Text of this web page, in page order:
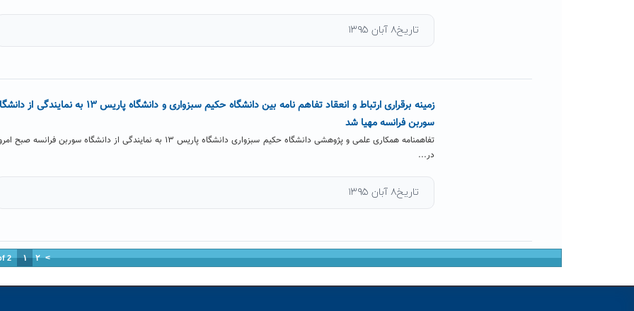
تاریخ۸ آبان ۱۳۹۵
زمینه برقراری ارتباط و انعقاد تفاهم نامه بین دانشگاه حکیم سبزواری و دانشگاه پاریس ۱۳ به نمایندگی
سوربن فرانسه مهیا شد
تفاهمنامه همکاری علمی و پژوهشی دانشگاه حکیم سبزواری دانشگاه پاریس ۱۳ به نمایندگی از دانشگاه سوربن فرانسه صبح
در...
تاریخ۸ آبان ۱۳۹۵
2 ۱ ۲ >